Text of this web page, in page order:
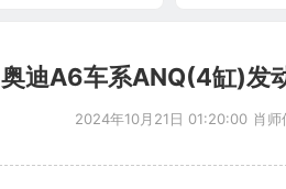
奥迪A6车系ANQ(4缸)发
2024年10月21日 01:20:00 肖师